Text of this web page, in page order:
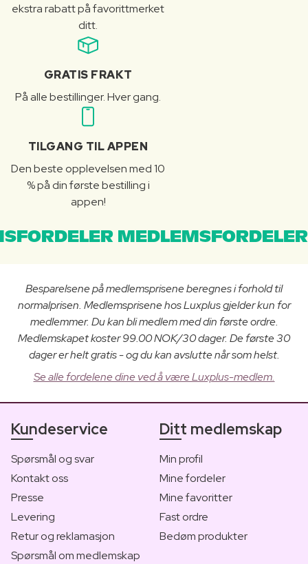
ekstra rabatt på favorittmerket
ditt.
GRATIS FRAKT
På alle bestillinger. Hver gang.
TILGANG TIL APPEN
Den beste opplevelsen med 10
% på din første bestilling i
appen!
Besparelsene på medlemsprisene beregnes i forhold til
normalprisen. Medlemsprisene hos Luxplus gjelder kun for
medlemmer. Du kan bli medlem med din første ordre.
Medlemskapet koster 99.00 NOK/30 dager. De første 30
dager er helt gratis - og du kan avslutte når som helst.
Se alle fordelene dine ved å være Luxplus-medlem.
Kundeservice
Spørsmål og svar
Kontakt oss
Presse
Levering
Retur og reklamasjon
Spørsmål om medlemskap
Ditt medlemskap
Min profil
Mine fordeler
Mine favoritter
Fast ordre
Bedøm produkter